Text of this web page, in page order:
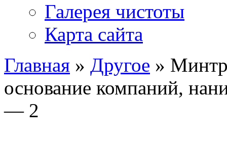
Галерея чистоты
Карта сайта
Главная » Другое »
основание компаний,
— 2